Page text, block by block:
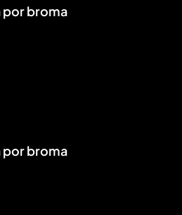
por broma
por broma